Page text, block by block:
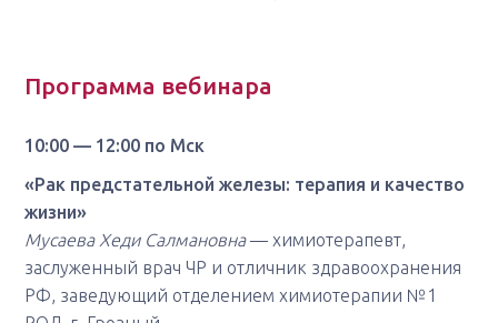
Программа вебинара
10:00 — 12:00 по Мск
«Рак предстательной железы: терапия и качество
жизни»
Мусаева Хеди Салмановна— химиотерапевт,
заслуженный врач ЧР и отличник здравоохранения
РФ, заведующий отделением химиотерапии №1